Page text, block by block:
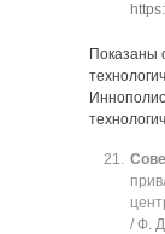
Показаны
/ Ф.